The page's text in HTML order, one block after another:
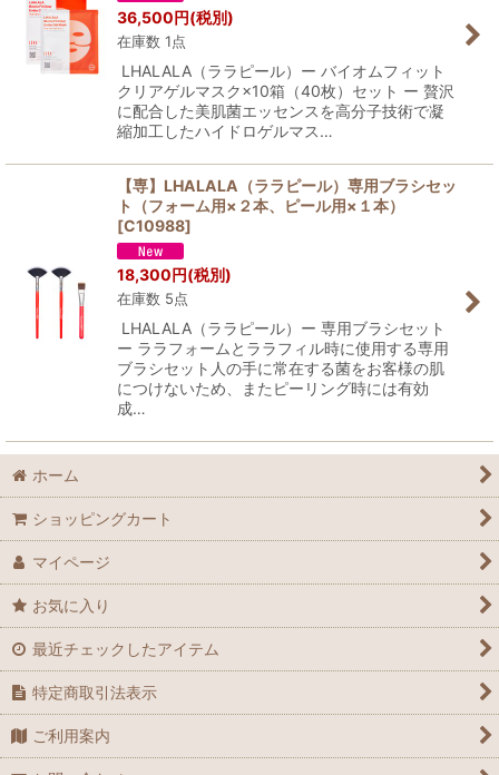
36,500円(税別)
在庫数 1点
LHALALA（ララピール）ー バイオムフィット
クリアゲルマスク×10箱（40枚）セット ー 贅沢
に配合した美肌菌エッセンスを高分子技術で凝
縮加工したハイドロゲルマス…
【専】LHALALA（ララピール）専用ブラシセッ
ト（フォーム用×２本、ピール用×１本）
[C10988]
18,300円(税別)
在庫数 5点
LHALALA（ララピール）ー 専用ブラシセット
ー ララフォームとララフィル時に使用する専用
ブラシセット人の手に常在する菌をお客様の肌
につけないため、またピーリング時には有効
成…
ホーム
ショッピングカート
マイページ
お気に入り
最近チェックしたアイテム
特定商取引法表示
ご利用案内